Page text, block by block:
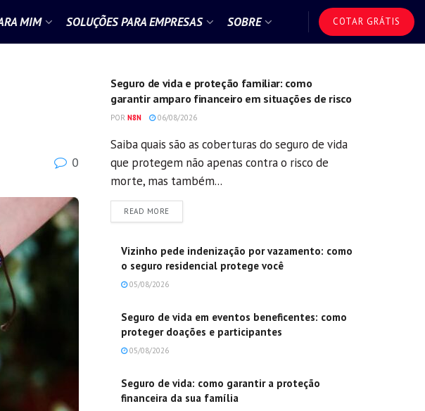
MIM SOLUÇÕES PARA EMPRESAS SOBRE COTAR GRÁTIS
0
Seguro de vida e proteção familiar: como
garantir amparo financeiro em situações de risco
POR N8N 06/08/2026
Saiba quais são as coberturas do seguro de vida
que protegem não apenas contra o risco de
morte, mas também...
READ MOREDETAILS
Vizinho pede indenização por vazamento: como
o seguro residencial protege você
05/08/2026
Seguro de vida em eventos beneficentes: como
proteger doações e participantes
05/08/2026
Seguro de vida: como garantir a proteção
financeira da sua família